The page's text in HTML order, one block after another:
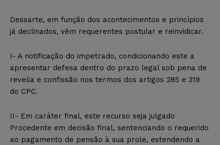
Dessarte, em função dos acontecimentos e princípios
já declinados, vêm requerentes postular e reinvidicar.
I- A notificação do impetrado, condicionando este a
apresentar defesa dentro do prazo legal sob pena de
revelia e confissão nos termos dos artigos 285 e 319
do CPC.
II- Em caráter final, este recurso seja julgado
Procedente em decisão final, sentenciando o requerido
ao pagamento de pensão à sua prole, estendendo a